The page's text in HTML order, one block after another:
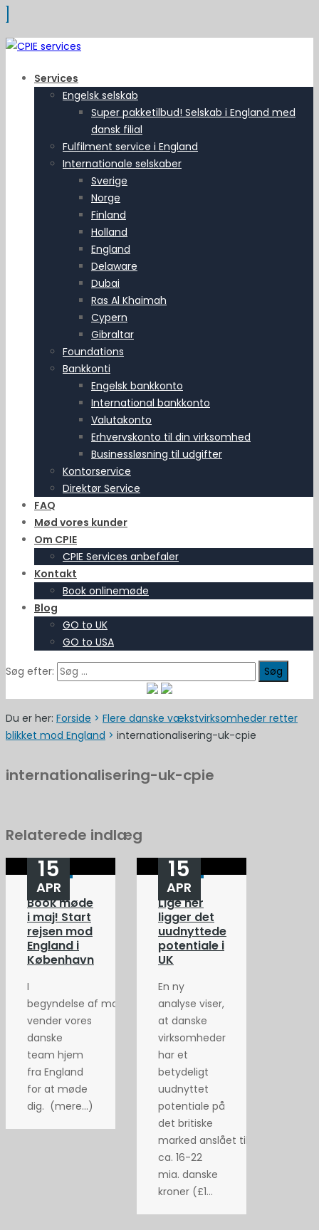
Services
Engelsk selskab
Super pakketilbud! Selskab i England med
dansk filial
Fulfilment service i England
Internationale selskaber
Sverige
Norge
Finland
Holland
England
Delaware
Dubai
Ras Al Khaimah
Cypern
Gibraltar
Foundations
Bankkonti
Engelsk bankkonto
International bankkonto
Valutakonto
Erhvervskonto til din virksomhed
Businessløsning til udgifter
Kontorservice
Direktør Service
FAQ
Mød vores kunder
Om CPIE
CPIE Services anbefaler
Kontakt
Book onlinemøde
Blog
GO to UK
GO to USA
Søg efter:
Du er her: Forside > Flere danske vækstvirksomheder retter
blikket mod England > internationalisering-uk-cpie
internationalisering-uk-cpie
Relaterede indlæg
Book møde
i maj! Start
rejsen mod
England i
København
15
APR
I
begyndelse af maj
vender vores
danske
team hjem
fra England
for at møde
dig. (mere…)
Lige her
ligger det
uudnyttede
potentiale i
UK
15
APR
En ny
analyse viser,
at danske
virksomheder
har et
betydeligt
uudnyttet
potentiale på
det britiske
marked anslået til
ca. 16-22
mia. danske
kroner (£1...